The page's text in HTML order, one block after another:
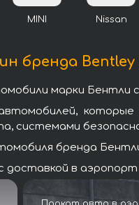
MINI Nissan
бренда Bentley
марки Бентли
системами
бренда
в